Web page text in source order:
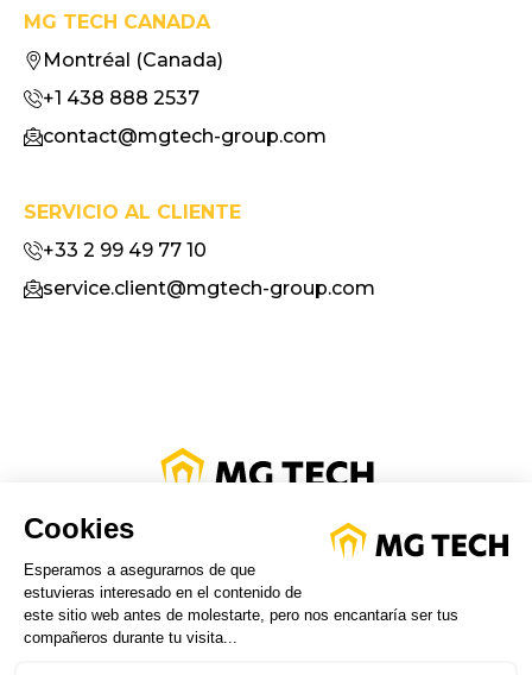
MG TECH CANADA
Montréal (Canada)
+1 438 888 2537
contact@mgtech-group.com
SERVICIO AL CLIENTE
+33 2 99 49 77 10
service.client@mgtech-group.com
POLÍTICA DE PRIVACIDAD
NOTAS LEGALES
AREA DE CLIENTES